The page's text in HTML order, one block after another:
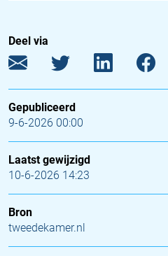
Deel via
Gepubliceerd
9-6-2026 00:00
Laatst gewijzigd
10-6-2026 14:23
Bron
tweedekamer.nl